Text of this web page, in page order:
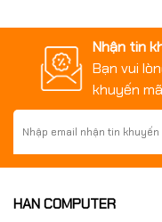
Nhận tin
Bạn vui
khuyến
HAN COMPUTER